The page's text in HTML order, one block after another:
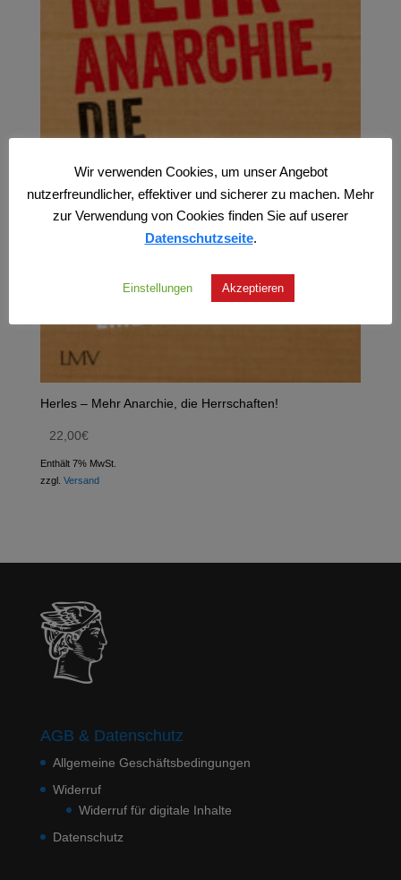
Herles – Mehr Anarchie, die Herrschaften!
22,00€
Enthält 7% MwSt.
zzgl. Versand
AGB & Datenschutz
Allgemeine Geschäftsbedingungen
Widerruf
Widerruf für digitale Inhalte
Datenschutz
Wir verwenden Cookies, um unser Angebot
nutzerfreundlicher, effektiver und sicherer zu machen. Mehr
zur Verwendung von Cookies finden Sie auf userer
Datenschutzseite.
Einstellungen Akzeptieren